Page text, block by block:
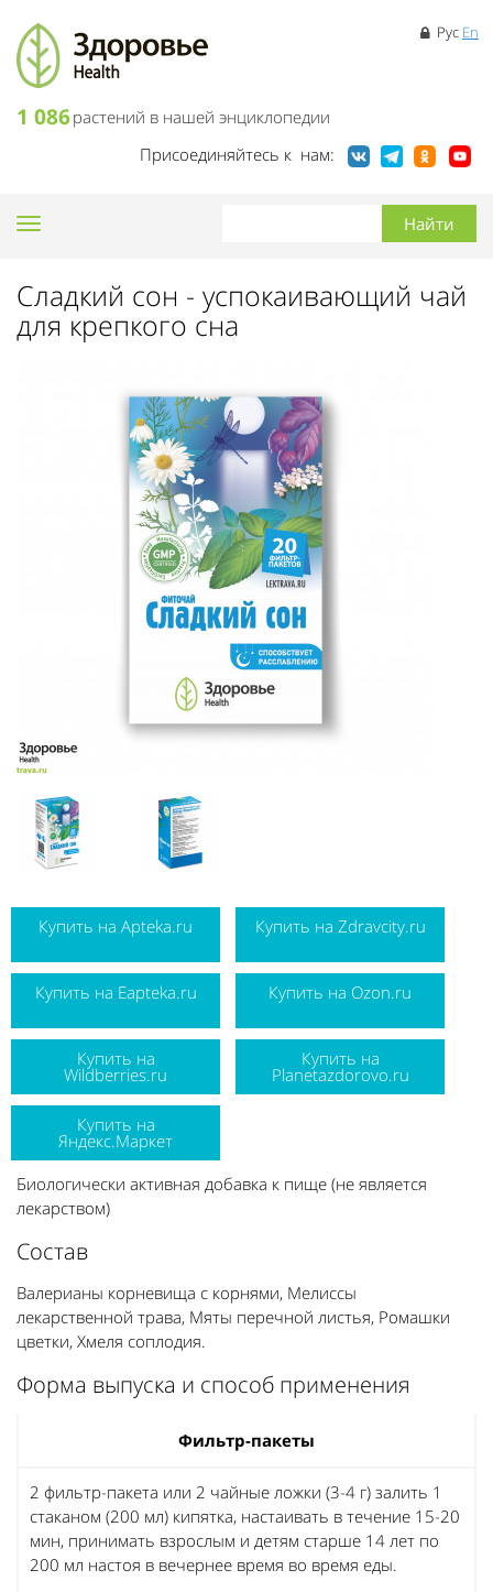
1 086растений в нашей энциклопедии
Рус En
Присоединяйтесь к нам:
Toggle
Сладкий сон - успокаивающий чай
для крепкого сна
Купить на Apteka.ru Купить на Zdravcity.ru
Купить на Eapteka.ru Купить на Ozon.ru
Купить на
Wildberries.ru
Купить на
Planetazdorovo.ru
Купить на
Яндекс.Маркет
Биологически активная добавка к пище (не является
лекарством)
Состав
Валерианы корневища с корнями, Мелиссы
лекарственной трава, Мяты перечной листья, Ромашки
цветки, Хмеля соплодия.
Форма выпуска и способ применения
Фильтр-пакеты
2 фильтр-пакета или 2 чайные ложки (3-4 г) залить 1
стаканом (200 мл) кипятка, настаивать в течение 15-20
мин, принимать взрослым и детям старше 14 лет по
200 мл настоя в вечернее время во время еды.